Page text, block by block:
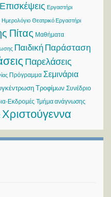
Επισκέψεις Εργαστήρι
Ημερολόγιο Θεατρικό Εργαστήρι
Πίτας Μαθήματα
Παιδική Παράσταση
Παρελάσεις
Πρόγραμμα Σεμινάρια
Τροφίμων Συνέδριο
Εκδρομές Τμήμα ανάγνωσης
Χριστούγεννα